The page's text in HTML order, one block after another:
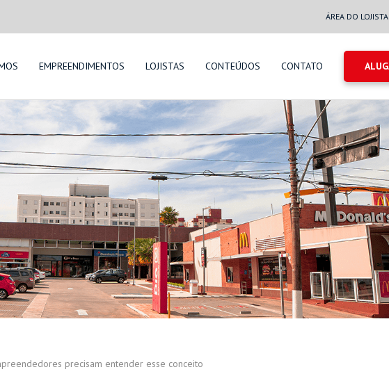
ÁREA DO LOJISTA
EMPREENDIMENTOS LOJISTAS CONTEÚDOS CONTATO
precisam entender esse conceito